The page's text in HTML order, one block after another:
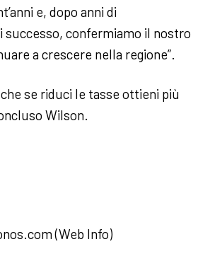
e, dopo anni di
successo, confermiamo il nostro
a crescere nella regione”.
che se riduci le tasse ottieni più
Wilson.
(Web Info)